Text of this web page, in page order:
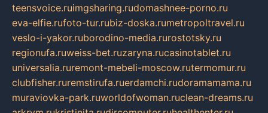
teensvoice.ruimgsharing.rudomashnee-porno.ru
eva-elfie.rufoto-tur.rubiz-doska.rumetropoltravel.ru
veslo-i-yakor.ruborodino-media.rurostotsky.ru
regionufa.ruweiss-bet.ruzaryna.rucasinotablet.ru
universalia.ruremont-mebeli-moscow.rutermomur.ru
clubfisher.ruremstirufa.ruerdamchi.rudoramamama.ru
muraviovka-park.ruworldofwoman.ruclean-dreams.ru